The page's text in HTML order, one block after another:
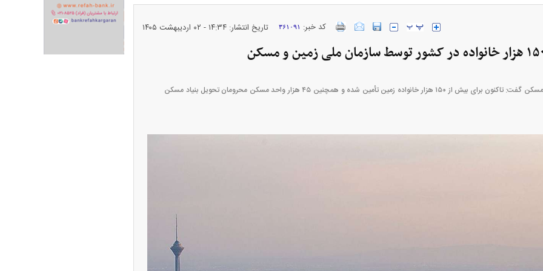
کد خبر: ۳۶۱۰۹۱ تاریخ انتشار: ۱۴:۳۴ - ۰۲ ارديبهشت ۱۴۰۵
معاون سازمان ملی و مسکن گفت: تاکنون برای بیش از ۱۵۰ هزار خانواده زمین تأمین شده و همچنین ۴۵ هزار واحد مسکن محرومان تحویل بنیاد مسکن
ارز‌ها + جدول قیمت خودرو‌های ایران خودرو + جدول قیمت خودرو‌های ایران خودرو + جدول